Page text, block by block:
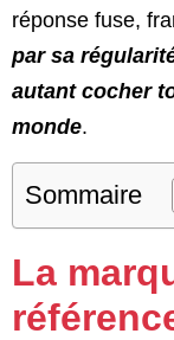
réponse fuse,
par sa
autant cocher
monde.
Sommaire
La